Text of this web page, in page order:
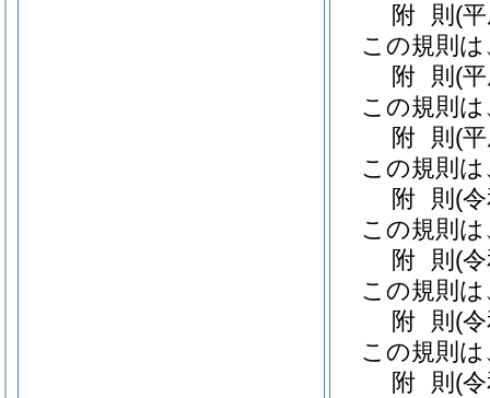
附 則 (
この規則
附 則 (
この規則
附 則 (
この規則
附 則 (
この規則
附 則 (
この規則
附 則 (
この規則
附 則 (